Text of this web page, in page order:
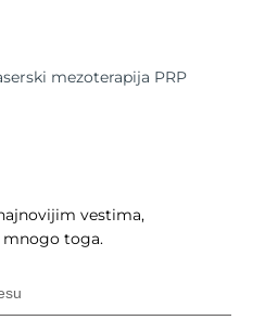
mezoterapija PRP
vestima,
mnogo toga.